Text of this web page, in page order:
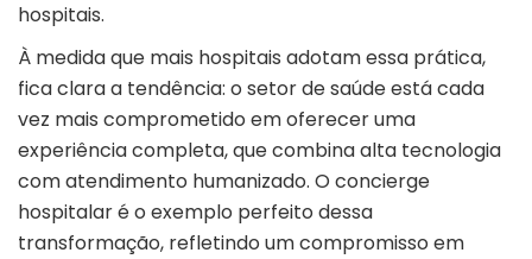
hospitais.
À medida que mais hospitais adotam essa prática,
fica clara a tendência: o setor de saúde está cada
vez mais comprometido em oferecer uma
experiência completa, que combina alta tecnologia
com atendimento humanizado. O concierge
hospitalar é o exemplo perfeito dessa
transformação, refletindo um compromisso em